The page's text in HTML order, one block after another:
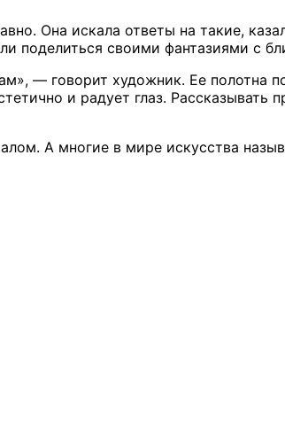
Она искала ответы на такие,
поделиться своими фантазиями с
— говорит художник. Ее полотна
и радует глаз. Рассказывать
А многие в мире искусства